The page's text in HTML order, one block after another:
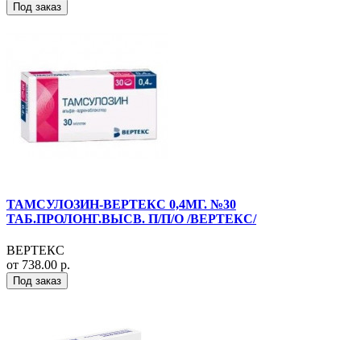
Под заказ
ТАМСУЛОЗИН-ВЕРТЕКС 0,4МГ. №30
ТАБ.ПРОЛОНГ.ВЫСВ. П/П/О /ВЕРТЕКС/
ВЕРТЕКС
от 738.00 р.
Под заказ